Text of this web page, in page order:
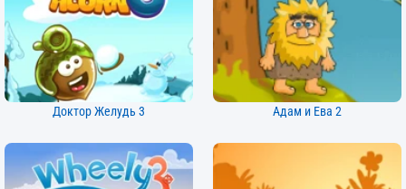
Доктор Желудь 3 Адам и Ева 2